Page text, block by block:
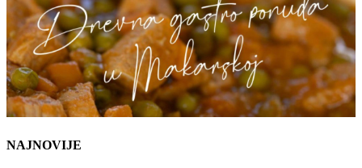
NAJNOVIJE